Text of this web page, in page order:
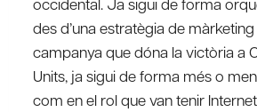
des d’una estratègia de
campanya que dóna la victòria a
Units, ja sigui de forma més o
com en el rol que van tenir